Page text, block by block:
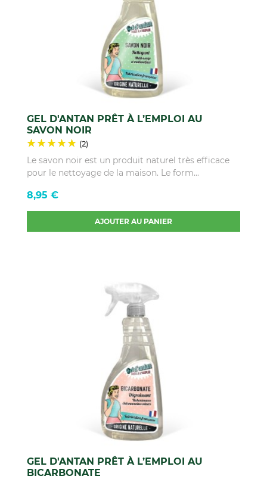
GEL D'ANTAN PRÊT À L’EMPLOI AU
SAVON NOIR
(2)
Le savon noir est un produit naturel très efficace
pour le nettoyage de la maison. Le form...
Prix
8,95 €
AJOUTER AU PANIER
GEL D'ANTAN PRÊT À L’EMPLOI AU
BICARBONATE